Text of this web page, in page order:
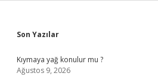
Sidebar
Son Yazılar
Kıymaya yağ konulur mu ?
Ağustos 9, 2026